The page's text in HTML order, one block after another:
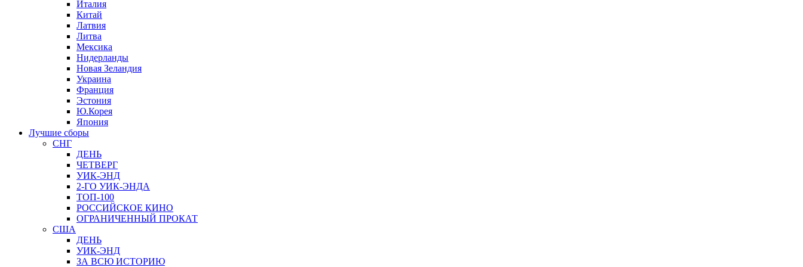
Италия
Китай
Латвия
Литва
Мексика
Нидерланды
Новая Зеландия
Украина
Франция
Эстония
Ю.Корея
Япония
Лучшие сборы
СНГ
ДЕНЬ
ЧЕТВЕРГ
УИК-ЭНД
2-ГО УИК-ЭНДА
ТОП-100
РОССИЙСКОЕ КИНО
ОГРАНИЧЕННЫЙ ПРОКАТ
США
ДЕНЬ
УИК-ЭНД
ЗА ВСЮ ИСТОРИЮ